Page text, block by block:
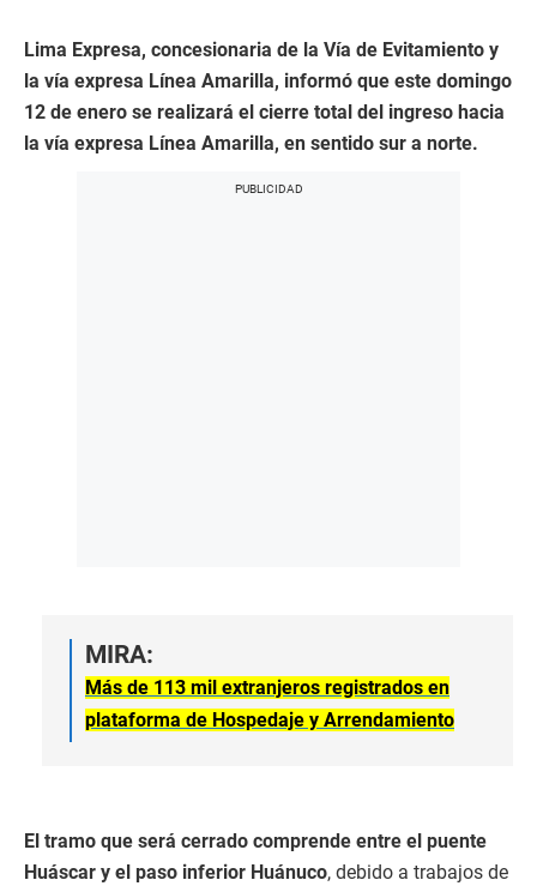
Lima Expresa, concesionaria de la Vía de Evitamiento y
la vía expresa Línea Amarilla, informó que este domingo
12 de enero se realizará el cierre total del ingreso hacia
la vía expresa Línea Amarilla, en sentido sur a norte.
MIRA:
Más de 113 mil extranjeros registrados en
plataforma de Hospedaje y Arrendamiento
El tramo que será cerrado comprende entre el puente
Huáscar y el paso inferior Huánuco, debido a trabajos de